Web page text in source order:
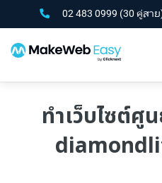
02 483 0999 (30 คู่สาย
ทำเว็บไซต์ศู